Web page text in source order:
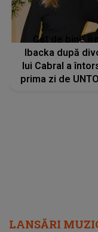
Cât de bine îi
Ibacka după
lui Cabral a
prima zi de
LANSĂRI